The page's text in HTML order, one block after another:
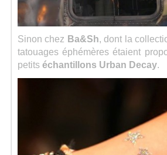
Sinon chez Ba&Sh, dont la
tatouages éphémères étaient
petits échantillons Urban Decay.